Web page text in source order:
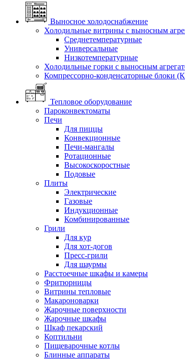
Выносное холодоснабжение
Холодильные витрины с выносным
Среднетемпературные
Универсальные
Низкотемпературные
Холодильные горки с выносным
Компрессорно-конденсаторные блоки
Тепловое оборудование
Пароконвектоматы
Печи
Для пиццы
Конвекционные
Печи-мангалы
Ротационные
Высокоскоростные
Подовые
Плиты
Электрические
Газовые
Индукционные
Комбинированные
Грили
Для кур
Для хот-догов
Пресс-грили
Для шаурмы
Расстоечные шкафы и камеры
Фритюрницы
Витрины тепловые
Макароноварки
Жарочные поверхности
Жарочные шкафы
Шкаф пекарский
Коптильни
Пищеварочные котлы
Блинные аппараты